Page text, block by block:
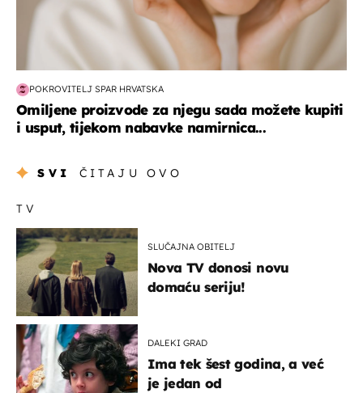
POKROVITELJ SPAR HRVATSKA
Omiljene proizvode za njegu sada možete kupiti
i usput, tijekom nabavke namirnica...
SVI ČITAJU OVO
TV
SLUČAJNA OBITELJ
Nova TV donosi novu
domaću seriju!
DALEKI GRAD
Ima tek šest godina, a već
je jedan od